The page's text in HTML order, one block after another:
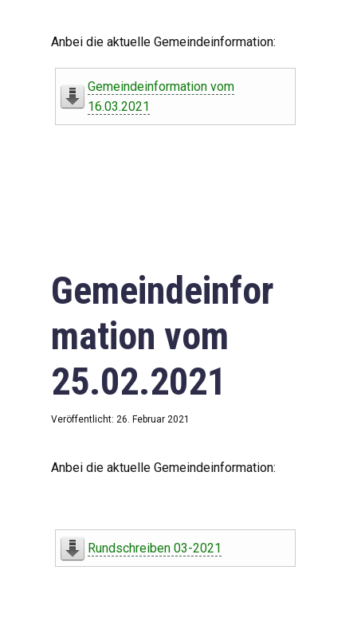
Leben in Oberdorf
Downloads
Impressum
Datenschutzerklärung
Anbei die aktuelle Gemeindeinformation:
Gemeindeinformation vom
16.03.2021
Gemeindeinfor
mation vom
25.02.2021
Veröffentlicht: 26. Februar 2021
Anbei die aktuelle Gemeindeinformation:
Rundschreiben 03-2021